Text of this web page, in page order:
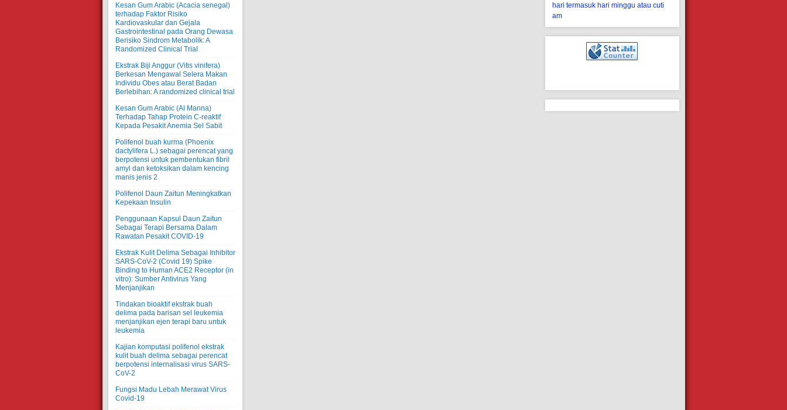
Kesan Gum Arabic (Acacia senegal)
terhadap Faktor Risiko
Kardiovaskular dan Gejala
Gastrointestinal pada Orang Dewasa
Berisiko Sindrom Metabolik: A
Randomized Clinical Trial
Ekstrak Biji Anggur (Vitis vinifera)
Berkesan Mengawal Selera Makan
Individu Obes atau Berat Badan
Berlebihan: A randomized clinical trial
Kesan Gum Arabic (Al Manna)
Terhadap Tahap Protein C-reaktif
Kepada Pesakit Anemia Sel Sabit
Polifenol buah kurma (Phoenix
dactylifera L.) sebagai perencat yang
berpotensi untuk pembentukan fibril
amyl dan ketoksikan dalam kencing
manis jenis 2
Polifenol Daun Zaitun Meningkatkan
Kepekaan Insulin
Penggunaan Kapsul Daun Zaitun
Sebagai Terapi Bersama Dalam
Rawatan Pesakit COVID-19
Ekstrak Kulit Delima Sebagai Inhibitor
SARS-CoV-2 (Covid 19) Spike
Binding to Human ACE2 Receptor (in
vitro): Sumber Antivirus Yang
Menjanjikan
Tindakan bioaktif ekstrak buah
delima pada barisan sel leukemia
menjanjikan ejen terapi baru untuk
leukemia
Kajian komputasi polifenol ekstrak
kulit buah delima sebagai perencat
berpotensi internalisasi virus SARS-
CoV-2
Fungsi Madu Lebah Merawat Virus
Covid-19
hari termasuk hari minggu atau cuti
am